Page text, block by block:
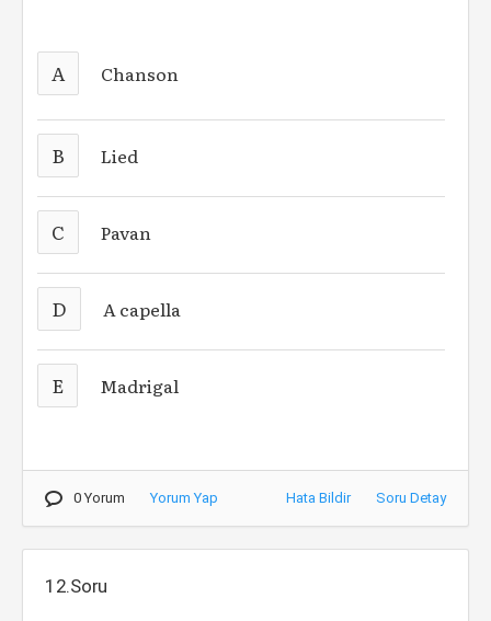
A Chanson
B Lied
C Pavan
D A capella
E Madrigal
0 Yorum Yorum Yap Hata Bildir Soru Detay
12.Soru